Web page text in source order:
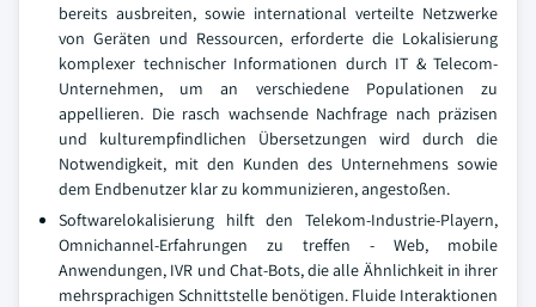
bereits ausbreiten, sowie international verteilte Netzwerke
von Geräten und Ressourcen, erforderte die Lokalisierung
komplexer technischer Informationen durch IT & Telecom-
Unternehmen, um an verschiedene Populationen zu
appellieren. Die rasch wachsende Nachfrage nach präzisen
und kulturempfindlichen Übersetzungen wird durch die
Notwendigkeit, mit den Kunden des Unternehmens sowie
dem Endbenutzer klar zu kommunizieren, angestoßen.
Softwarelokalisierung hilft den Telekom-Industrie-Playern,
Omnichannel-Erfahrungen zu treffen - Web, mobile
Anwendungen, IVR und Chat-Bots, die alle Ähnlichkeit in ihrer
mehrsprachigen Schnittstelle benötigen. Fluide Interaktionen